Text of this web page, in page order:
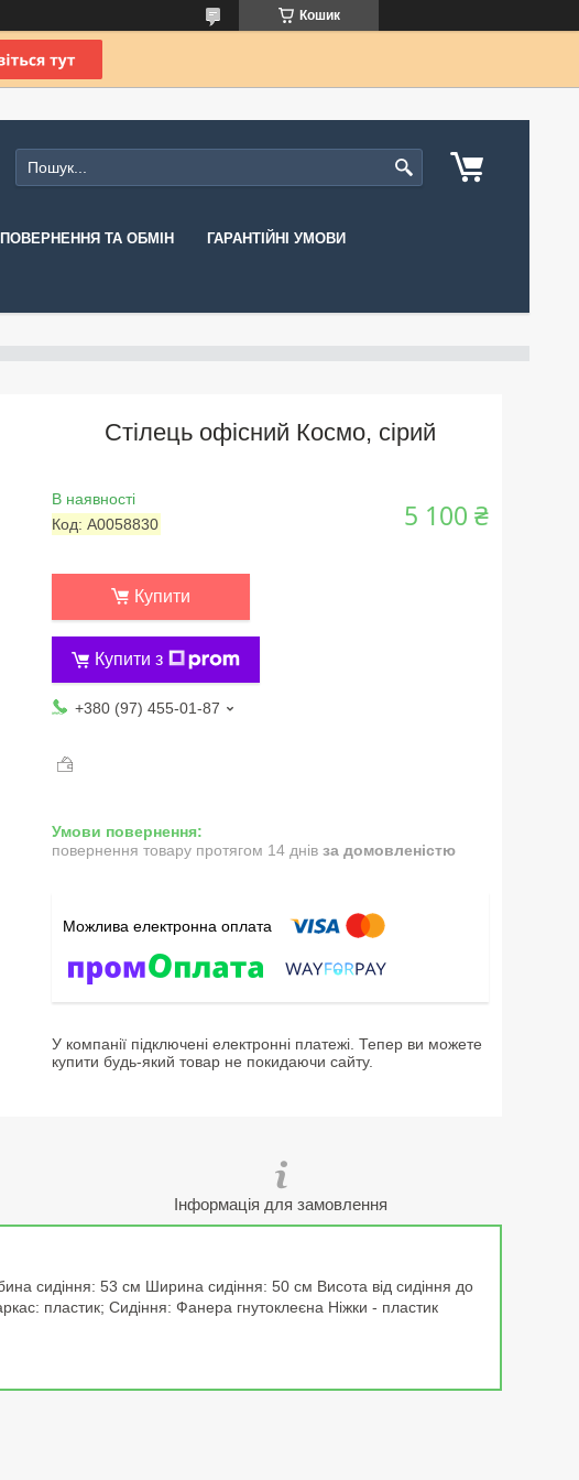
Кошик
ПОВЕРНЕННЯ ТА ОБМІН ГАРАНТІЙНІ УМОВИ
Стілець офісний Космо, сірий
В наявності
Код: А0058830 5 100 ₴
Купити
Купити з
+380 (97) 455-01-87
повернення товару протягом 14 днів за домовленістю
У компанії підключені електронні платежі. Тепер ви можете
купити будь-який товар не покидаючи сайту.
Інформація для замовлення
сидіння: 53 см Ширина сидіння: 50 см Висота від сидіння до
пластик; Сидіння: Фанера гнутоклеєна Ніжки - пластик